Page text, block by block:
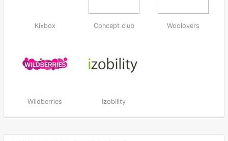
Kixbox Concept club Woolovers
Wildberries Izobility